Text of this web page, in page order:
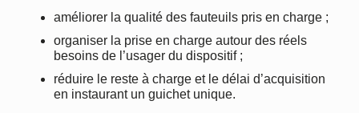
améliorer la qualité des fauteuils pris en charge ;
organiser la prise en charge autour des réels
besoins de l’usager du dispositif ;
réduire le reste à charge et le délai d’acquisition
en instaurant un guichet unique.